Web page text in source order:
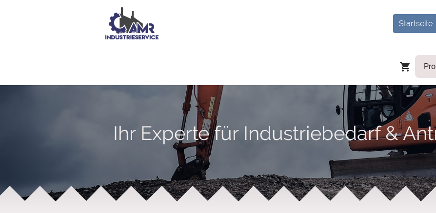
Startseite
Ihr Experte für Industriebedarf &